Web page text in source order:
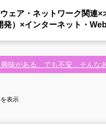
ェア・ネットワーク関連
発）×インターネット・
味がある、でも不安…そんな
表示